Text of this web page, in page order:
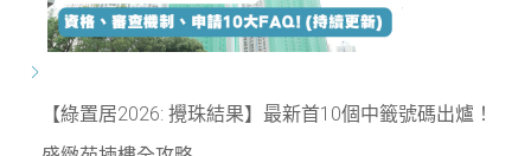
【綠置居2026: 攪珠結果】最新首10個中籤號碼出爐！